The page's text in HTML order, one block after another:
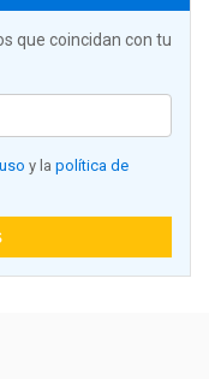
que coincidan con tu
y la política de